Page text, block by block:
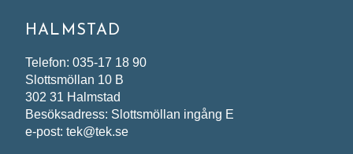
HALMSTAD
Telefon: 035-17 18 90
Slottsmöllan 10 B
302 31 Halmstad
Besöksadress: Slottsmöllan ingång E
e-post: tek@tek.se